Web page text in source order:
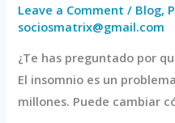
Leave a Comment / Blog,
sociosmatrix@gmail.com
¿Te has preguntado por
El insomnio es un
millones. Puede cambiar